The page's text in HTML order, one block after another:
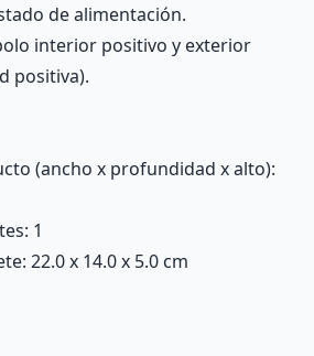
de alimentación.
interior positivo y exterior
positiva).
(ancho x profundidad x alto):
1
22.0 x 14.0 x 5.0 cm